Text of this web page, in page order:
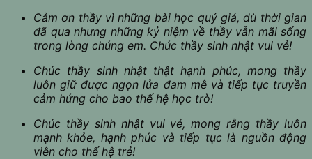
Cảm ơn thầy vì những bài học quý giá, dù thời gian
đã qua nhưng những kỷ niệm về thầy vẫn mãi sống
trong lòng chúng em. Chúc thầy sinh nhật vui vẻ!
Chúc thầy sinh nhật thật hạnh phúc, mong thầy
luôn giữ được ngọn lửa đam mê và tiếp tục truyền
cảm hứng cho bao thế hệ học trò!
Chúc thầy sinh nhật vui vẻ, mong rằng thầy luôn
mạnh khỏe, hạnh phúc và tiếp tục là nguồn động
viên cho thế hệ trẻ!